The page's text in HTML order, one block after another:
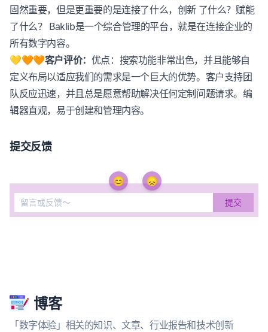
固然重要，但是更重要的是连接了什么，创新 了什么？赋能
了什么？ Baklib是一个综合管理的平台，就是在连接企业的
所有数字内容。
💛🧡🧡客户评价： 优点：搜索功能非常出色，并且能够自
定义布局以适应我们的需求是一个巨大的优势。客户支持团
队反应迅速，并且总是愿意帮助解决任何定制问题请求。编
辑器直观，易于创建和管理内容。
提交反馈
😊 😞
博客
「数字体验」相关的知识、文章、行业报告和技术创新